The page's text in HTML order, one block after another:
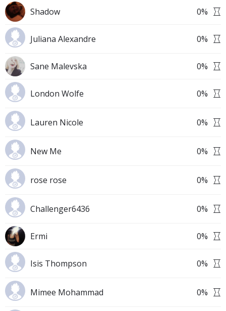
Shadow 0%
Juliana Alexandre 0%
Sane Malevska 0%
London Wolfe 0%
Lauren Nicole 0%
New Me 0%
rose rose 0%
Challenger6436 0%
Ermi 0%
Isis Thompson 0%
Mimee Mohammad 0%